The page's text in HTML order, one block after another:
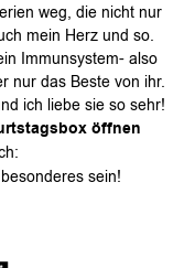
weg, die nicht nur
mein Herz und so.
Immunsystem- also
nur das Beste von ihr.
ich liebe sie so sehr!
öffnen
sein!